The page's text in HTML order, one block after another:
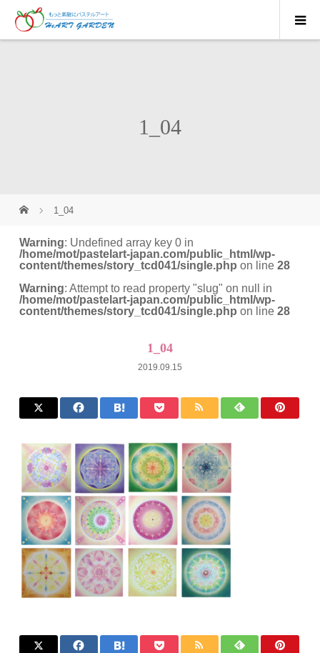
1_04
1_04
Warning: Undefined array key 0 in
/home/mot/pastelart-japan.com/public_html/wp-
content/themes/story_tcd041/single.php on line28
Warning: Attempt to read property "slug" on null in
/home/mot/pastelart-japan.com/public_html/wp-
content/themes/story_tcd041/single.php on line28
1_04
2019.09.15